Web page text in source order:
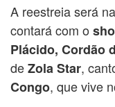
A reestreia será na
contará com o
Plácido, Cordão
deZola Star,
Congo, que vive